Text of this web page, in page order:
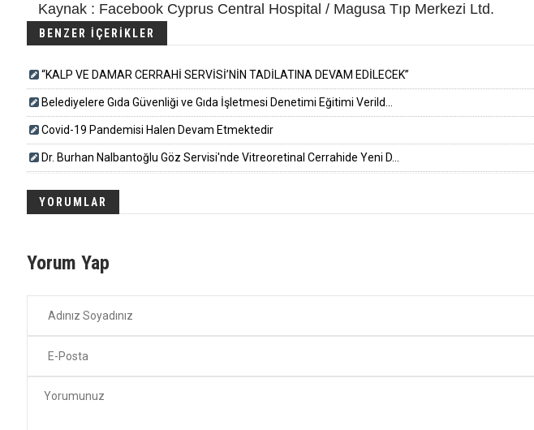
Kaynak : Facebook Cyprus Central Hospital / Magusa Tıp Merkezi Ltd.
BENZER İÇERİKLER
“KALP VE DAMAR CERRAHİ SERVİSİ’NİN TADİLATINA DEVAM EDİLECEK”
Belediyelere Gıda Güvenliği ve Gıda İşletmesi Denetimi Eğitimi Verild...
Covid-19 Pandemisi Halen Devam Etmektedir
Dr. Burhan Nalbantoğlu Göz Servisi'nde Vitreoretinal Cerrahide Yeni D...
YORUMLAR
Yorum Yap